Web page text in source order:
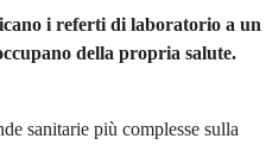
i referti di laboratorio a un
della propria salute.
sanitarie più complesse sulla